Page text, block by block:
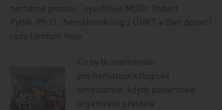
nemáme prostor,“ vysvětluje MUDr. Robert
Pytlík, Ph.D., hematoonkolog z ÚHKT a člen dozorčí
rady Lymfom Help.
Co by to znamenalo
pro hematoonkologické
ambulance, kdyby pacientská
organizace přestala